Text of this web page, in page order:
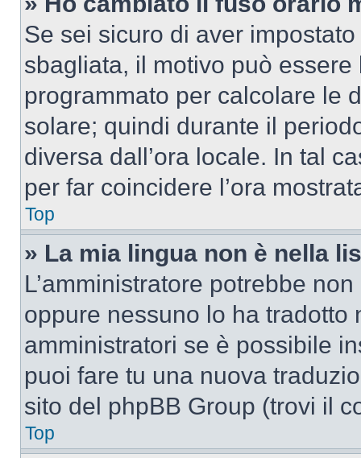
Se sei sicuro di aver
sbagliata, il motivo può essere
programmato per calcolare le
solare; quindi durante il
diversa dall’ora locale. In tal
per far coincidere l’ora
Top
» La mia lingua non è nella
L’amministratore potrebbe
oppure nessuno lo ha
amministratori se è possibile
puoi fare tu una nuova
sito del phpBB Group (trovi il
Top